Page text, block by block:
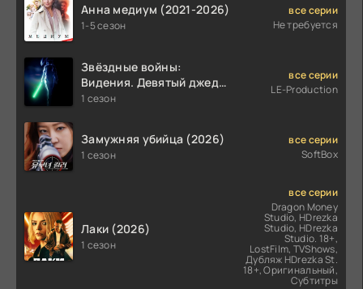
Анна медиум (2021-2026)
1-5 сезон
все серии
Не требуется
Звёздные войны:
Видения. Девятый джедай
(2026)
1 сезон
все серии
LE-Production
Замужняя убийца (2026)
1 сезон
все серии
SoftBox
Лаки (2026)
1 сезон
все серии
Dragon Money
Studio, HDrezka
Studio, HDrezka
Studio. 18+,
LostFilm, TVShows,
Дубляж HDrezka St.
18+, Оригинальный,
Субтитры